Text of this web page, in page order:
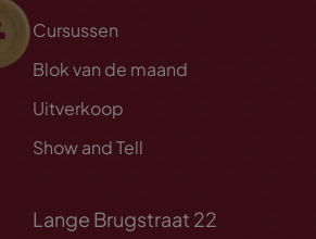
Cursussen
Blok van de maand
Uitverkoop
Show and Tell
Lange Brugstraat 22